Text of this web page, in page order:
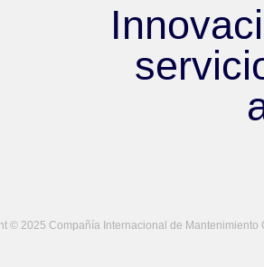
© 2025 Compañía Internacional de Mantenimiento